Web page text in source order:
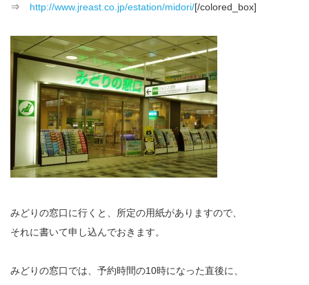
⇒ http://www.jreast.co.jp/estation/midori/[/colored_box]
みどりの窓口に行くと、所定の用紙がありますので、
それに書いて申し込んでおきます。
みどりの窓口では、予約時間の10時になった直後に、